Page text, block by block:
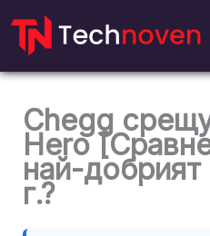
Напред
съдържание
Chegg
Hero
най-
г.?